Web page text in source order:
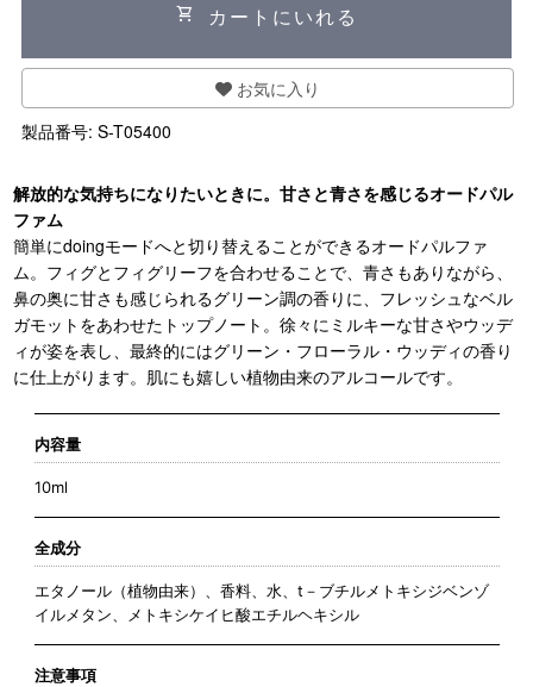
shopping_cart カートにいれる
お気に入り
製品番号: S-T05400
解放的な気持ちになりたいときに。甘さと青さを感じるオードパル
ファム
簡単にdoingモードへと切り替えることができるオードパルファ
ム。フィグとフィグリーフを合わせることで、青さもありながら、
鼻の奥に甘さも感じられるグリーン調の香りに、フレッシュなベル
ガモットをあわせたトップノート。徐々にミルキーな甘さやウッデ
ィが姿を表し、最終的にはグリーン・フローラル・ウッディの香り
に仕上がります。肌にも嬉しい植物由来のアルコールです。
内容量
10ml
全成分
エタノール（植物由来）、香料、水、t－ブチルメトキシジベンゾ
イルメタン、メトキシケイヒ酸エチルヘキシル
注意事項